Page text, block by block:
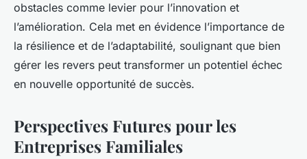
obstacles comme levier pour l’innovation et
l’amélioration. Cela met en évidence l’importance de
la résilience et de l’adaptabilité, soulignant que bien
gérer les revers peut transformer un potentiel échec
en nouvelle opportunité de succès.
Perspectives Futures pour les
Entreprises Familiales